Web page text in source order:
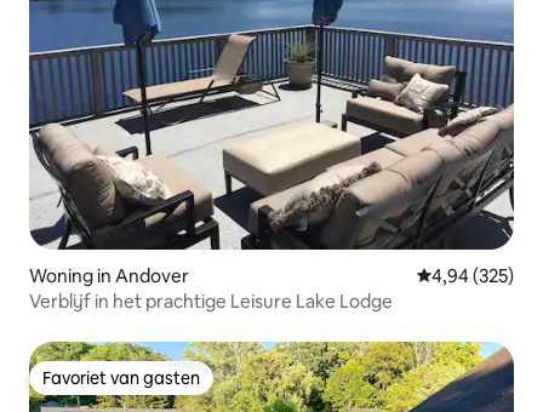
Woning in Andover Gemiddelde
4,94 (325)
Verblijf in het prachtige Leisure Lake Lodge
Favoriet van gasten
Favoriet van gasten